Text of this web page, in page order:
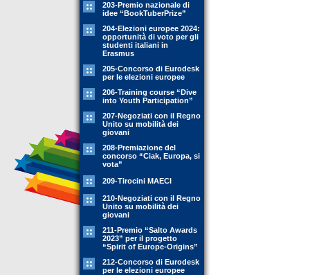
203-Premio nazionale di
idee “BookTuberPrize”
204-Elezioni europee 2024:
opportunità di voto per gli
studenti italiani in
Erasmus
205-Concorso di Eurodesk
per le elezioni europee
206-Training course “Dive
into Youth Participation”
207-Negoziati con il Regno
Unito su mobilità dei
giovani
208-Premiazione del
concorso “Ciak, Europa, si
vota”
209-Tirocini MAECI
210-Negoziati con il Regno
Unito su mobilità dei
giovani
211-Premio “Salto Awards
2023” per il progetto
“Spirit of Europe-Origins”
212-Concorso di Eurodesk
per le elezioni europee